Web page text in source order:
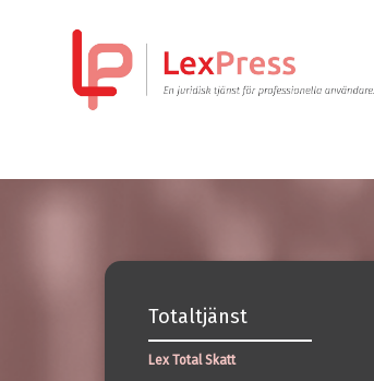
Totaltjänst
Lex Total Skatt